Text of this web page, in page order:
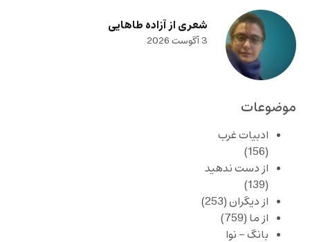
شعری از آزاده طاهایی
3 آگوست 2026
موضوعات
ادبیات غرب
(156)
از دست ندهید
(139)
از دیگران(253)
از ما (759)
بانگ – نوا